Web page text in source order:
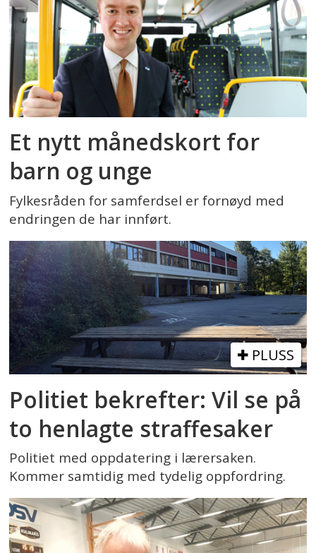
Et nytt månedskort for
barn og unge
Fylkesråden for samferdsel er fornøyd med
endringen de har innført.
PLUSS
Politiet bekrefter: Vil se på
to henlagte straffesaker
Politiet med oppdatering i lærersaken.
Kommer samtidig med tydelig oppfordring.